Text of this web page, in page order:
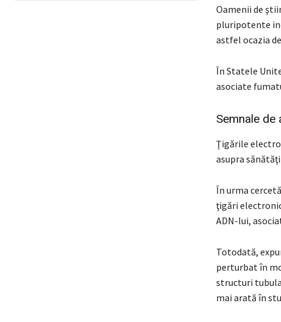
Oamenii de
pluripotente
astfel ocazia
În Statele
asociate
Semnale de
Ţigările
asupra
În urma
ţigări
ADN-lui,
Totodată,
perturbat în
structuri
mai arată în